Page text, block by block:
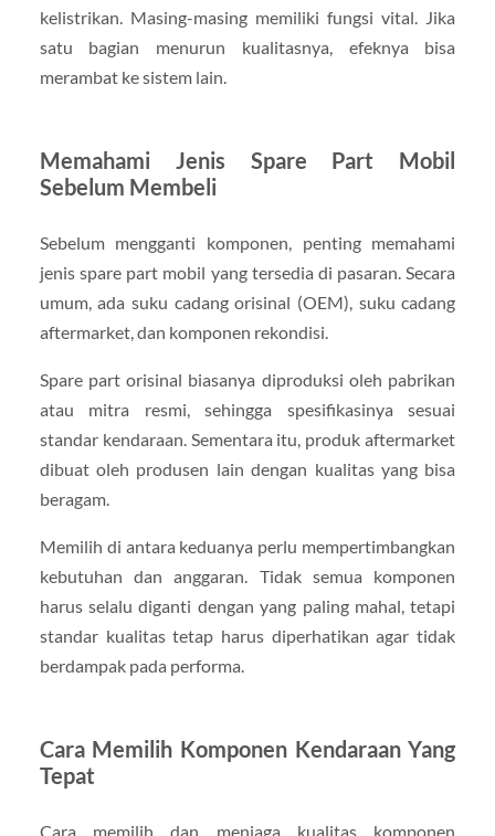
kelistrikan. Masing-masing memiliki fungsi vital. Jika
satu bagian menurun kualitasnya, efeknya bisa
merambat ke sistem lain.
Memahami Jenis Spare Part Mobil
Sebelum Membeli
Sebelum mengganti komponen, penting memahami
jenis spare part mobil yang tersedia di pasaran. Secara
umum, ada suku cadang orisinal (OEM), suku cadang
aftermarket, dan komponen rekondisi.
Spare part orisinal biasanya diproduksi oleh pabrikan
atau mitra resmi, sehingga spesifikasinya sesuai
standar kendaraan. Sementara itu, produk aftermarket
dibuat oleh produsen lain dengan kualitas yang bisa
beragam.
Memilih di antara keduanya perlu mempertimbangkan
kebutuhan dan anggaran. Tidak semua komponen
harus selalu diganti dengan yang paling mahal, tetapi
standar kualitas tetap harus diperhatikan agar tidak
berdampak pada performa.
Cara Memilih Komponen Kendaraan Yang
Tepat
Cara memilih dan menjaga kualitas komponen